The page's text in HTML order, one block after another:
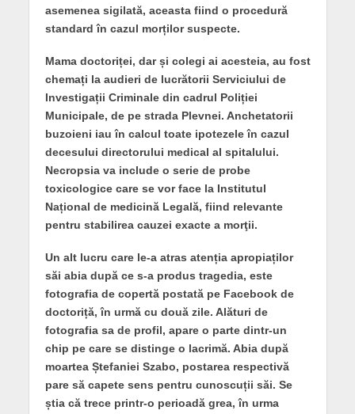
asemenea sigilată, aceasta fiind o procedură
standard în cazul morților suspecte.
Mama doctoriței, dar și colegi ai acesteia, au fost
chemați la audieri de lucrătorii Serviciului de
Investigații Criminale din cadrul Poliției
Municipale, de pe strada Plevnei. Anchetatorii
buzoieni iau în calcul toate ipotezele în cazul
decesului directorului medical al spitalului.
Necropsia va include o serie de probe
toxicologice care se vor face la Institutul
Național de medicină Legală, fiind relevante
pentru stabilirea cauzei exacte a morţii.
Un alt lucru care le-a atras atenția apropiaților
săi abia după ce s-a produs tragedia, este
fotografia de copertă postată pe Facebook de
doctoriță, în urmă cu două zile. Alături de
fotografia sa de profil, apare o parte dintr-un
chip pe care se distinge o lacrimă. Abia după
moartea Ștefaniei Szabo, postarea respectivă
pare să capete sens pentru cunoscuții săi. Se
știa că trece printr-o perioadă grea, în urma